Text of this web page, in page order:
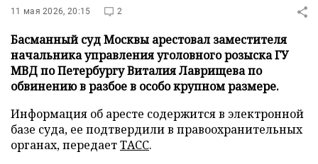
11 мая 2026, 20:15 2
Басманный суд Москвы арестовал заместителя
начальника управления уголовного розыска ГУ
МВД по Петербургу Виталия Лаврищева по
обвинению в разбое в особо крупном размере.
Информация об аресте содержится в электронной
базе суда, ее подтвердили в правоохранительных
органах, передаетТАСС.